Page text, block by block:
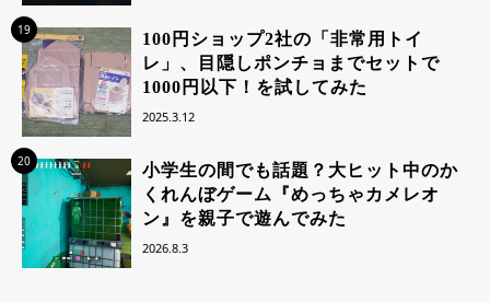
19
100円ショップ2社の「非常用トイ
レ」、目隠しポンチョまでセットで
1000円以下！を試してみた
2025.3.12
20
小学生の間でも話題？大ヒット中のか
くれんぼゲーム『めっちゃカメレオ
ン』を親子で遊んでみた
2026.8.3